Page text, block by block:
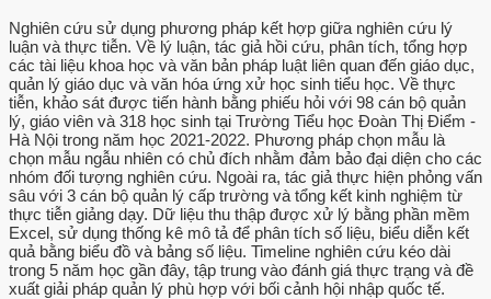
Nghiên cứu sử dụng phương pháp kết hợp giữa nghiên cứu lý
luận và thực tiễn. Về lý luận, tác giả hồi cứu, phân tích, tổng hợp
các tài liệu khoa học và văn bản pháp luật liên quan đến giáo dục,
quản lý giáo dục và văn hóa ứng xử học sinh tiểu học. Về thực
tiễn, khảo sát được tiến hành bằng phiếu hỏi với 98 cán bộ quản
lý, giáo viên và 318 học sinh tại Trường Tiểu học Đoàn Thị Điểm -
Hà Nội trong năm học 2021-2022. Phương pháp chọn mẫu là
chọn mẫu ngẫu nhiên có chủ đích nhằm đảm bảo đại diện cho các
nhóm đối tượng nghiên cứu. Ngoài ra, tác giả thực hiện phỏng vấn
sâu với 3 cán bộ quản lý cấp trường và tổng kết kinh nghiệm từ
thực tiễn giảng dạy. Dữ liệu thu thập được xử lý bằng phần mềm
Excel, sử dụng thống kê mô tả để phân tích số liệu, biểu diễn kết
quả bằng biểu đồ và bảng số liệu. Timeline nghiên cứu kéo dài
trong 5 năm học gần đây, tập trung vào đánh giá thực trạng và đề
xuất giải pháp quản lý phù hợp với bối cảnh hội nhập quốc tế.